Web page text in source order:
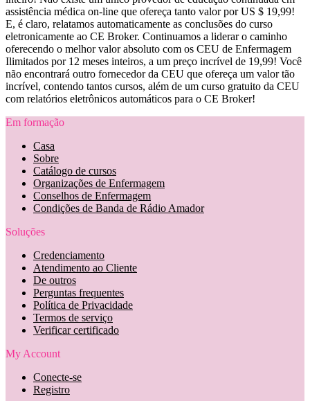
assistência médica on-line que ofereça tanto valor por US $ 19,99!
E, é claro, relatamos automaticamente as conclusões do curso
eletronicamente ao CE Broker. Continuamos a liderar o caminho
oferecendo o melhor valor absoluto com os CEU de Enfermagem
Ilimitados por 12 meses inteiros, a um preço incrível de 19,99! Você
não encontrará outro fornecedor da CEU que ofereça um valor tão
incrível, contendo tantos cursos, além de um curso gratuito da CEU
com relatórios eletrônicos automáticos para o CE Broker!
Em formação
Casa
Sobre
Catálogo de cursos
Organizações de Enfermagem
Conselhos de Enfermagem
Condições de Banda de Rádio Amador
Soluções
Credenciamento
Atendimento ao Cliente
De outros
Perguntas frequentes
Política de Privacidade
Termos de serviço
Verificar certificado
My Account
Conecte-se
Registro